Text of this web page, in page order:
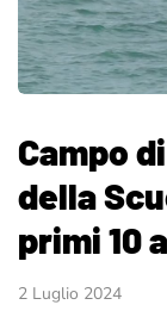
Campo
della
primi 10
2 Luglio 2024